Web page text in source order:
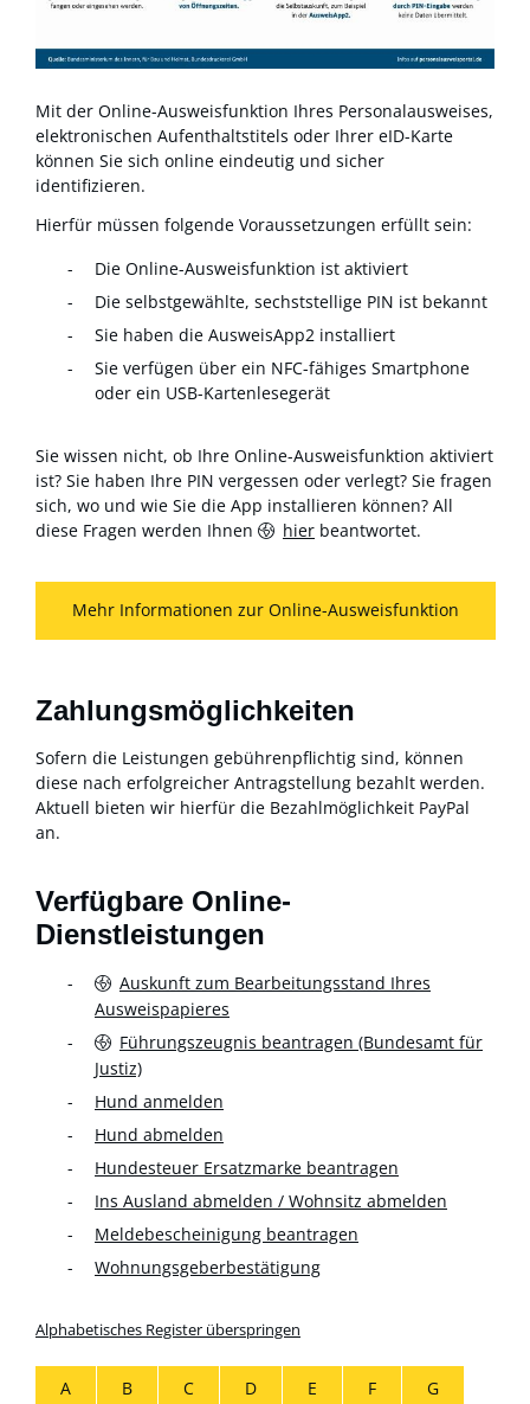
Mit der Online-Ausweisfunktion Ihres Personalausweises,
elektronischen Aufenthaltstitels oder Ihrer eID-Karte
können Sie sich online eindeutig und sicher
identifizieren.
Hierfür müssen folgende Voraussetzungen erfüllt sein:
Die Online-Ausweisfunktion ist aktiviert
Die selbstgewählte, sechststellige PIN ist bekannt
Sie haben die AusweisApp2 installiert
Sie verfügen über ein NFC-fähiges Smartphone
oder ein USB-Kartenlesegerät
Sie wissen nicht, ob Ihre Online-Ausweisfunktion aktiviert
ist? Sie haben Ihre PIN vergessen oder verlegt? Sie fragen
sich, wo und wie Sie die App installieren können? All
diese Fragen werden Ihnen
hier beantwortet.
Mehr Informationen zur Online-Ausweisfunktion
Zahlungsmöglichkeiten
Sofern die Leistungen gebührenpflichtig sind, können
diese nach erfolgreicher Antragstellung bezahlt werden.
Aktuell bieten wir hierfür die Bezahlmöglichkeit PayPal
an.
Verfügbare Online-
Dienstleistungen
Auskunft zum Bearbeitungsstand Ihres
Ausweispapieres
Führungszeugnis beantragen (Bundesamt für
Justiz)
Hund anmelden
Hund abmelden
Hundesteuer Ersatzmarke beantragen
Ins Ausland abmelden / Wohnsitz abmelden
Meldebescheinigung beantragen
Wohnungsgeberbestätigung
Alphabetisches Register überspringen
A B C D E F G